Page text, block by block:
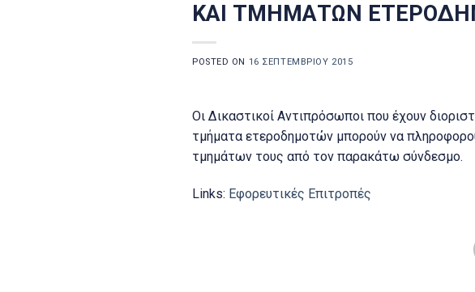
ΚΑΙ ΤΜΗΜΑΤΩΝ
POSTED ON 16 ΣΕΠΤΕΜΒΡΊΟΥ 2015
Οι Δικαστικοί Αντιπρόσωποι που έχουν
τμήματα ετεροδημοτών μπορούν να
τμημάτων τους από τον παρακάτω σύνδεσμο.
Links: Εφορευτικές Επιτροπές